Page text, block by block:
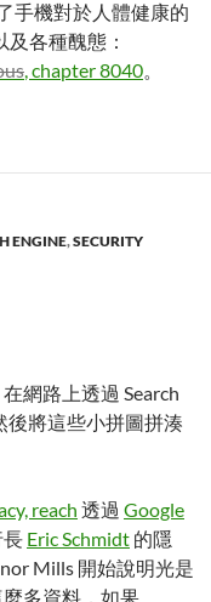
手機對於人體健康的
各種醜態：
, chapter 8040。
ENGINE,SECURITY
網路上透過 Search
後將這些小拼圖拼湊
reach 透過 Google
長 Eric Schmidt 的隱
Mills 開始說明光是
麼多資料，如果